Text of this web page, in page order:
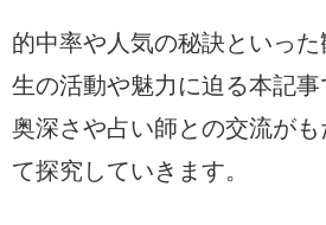
的中率や人気の秘訣といっ
生の活動や魅力に迫る本記
奥深さや占い師との交流が
て探究していきます。